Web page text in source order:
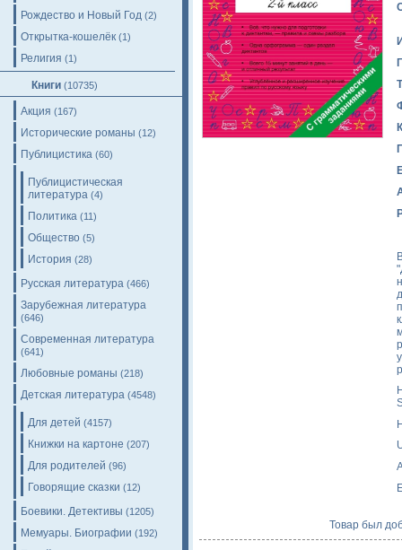
Рождество и Новый Год (2)
Открытка-кошелёк (1)
Религия (1)
Книги (10735)
Акция (167)
Исторические романы (12)
Публицистика (60)
Публицистическая
литература (4)
Политика (11)
Общество (5)
История (28)
Русская литература (466)
Зарубежная литература
(646)
Современная литература
(641)
Любовные романы (218)
Детская литература (4548)
Для детей (4157)
Книжки на картоне (207)
Для родителей (96)
Говорящие сказки (12)
Боевики. Детективы (1205)
Мемуары. Биографии (192)
Товар был